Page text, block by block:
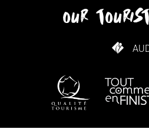
our
WIE KANN ICH KOMMEN?